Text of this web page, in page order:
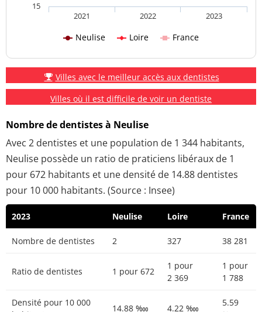
Neulise Loire France
2021 2022 2023
15
Villes avec le meilleur accès aux dentistes
Villes où il est difficile de voir un dentiste
Nombre de dentistes à Neulise
Avec 2 dentistes et une population de 1 344 habitants,
Neulise possède un ratio de praticiens libéraux de 1
pour 672 habitants et une densité de 14.88 dentistes
pour 10 000 habitants. (Source : Insee)
2023 Neulise Loire France
Nombre de dentistes 2 327 38 281
Ratio de dentistes 1 pour 672
1 pour
2 369
1 pour
1 788
Densité pour 10 000
14.88 ‱ 4.22 ‱
5.59